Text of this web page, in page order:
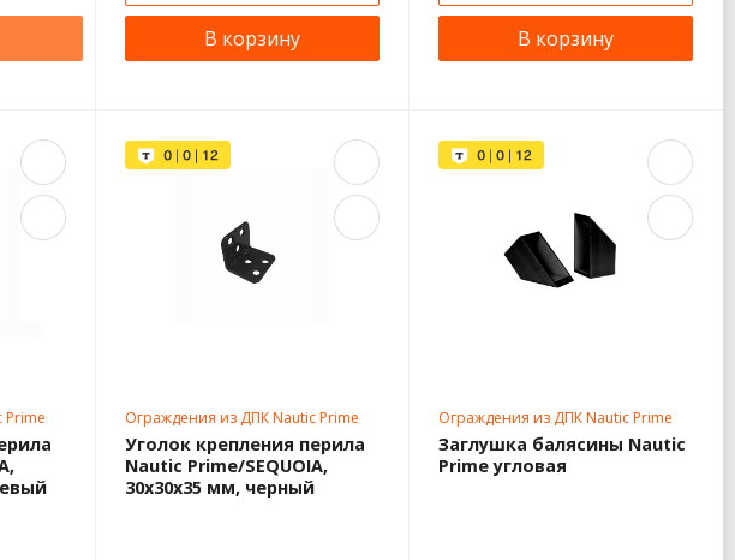
В корзину В корзину
Ограждения из ДПК Nautic Prime
Уголок крепления перила
Nautic Prime/SEQUOIA,
30x30x35 мм, черный
Ограждения из ДПК Nautic Prime
Заглушка балясины Nautic
Prime угловая